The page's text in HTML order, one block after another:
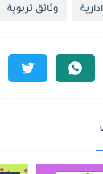
وثائق تربوية